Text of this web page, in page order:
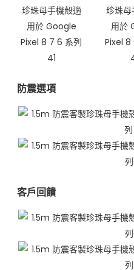
防震選項
客戶回饋